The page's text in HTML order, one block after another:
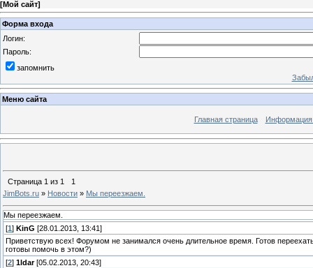
[Мой сайт]
Форма входа
Логин:
Пароль:
запомнить
Меню сайта
Главная страница Информация
Страница 1 из 1
1
JimBots.ru » Новости » Мы переезжаем.
Мы переезжаем.
[1 ] KinG [28.01.2013, 13:41]
Приветствую всех! Форумом не занимался очень длительное время. Готов
готовы помочь в этом?)
[2] 1ldar[05.02.2013, 20:43]